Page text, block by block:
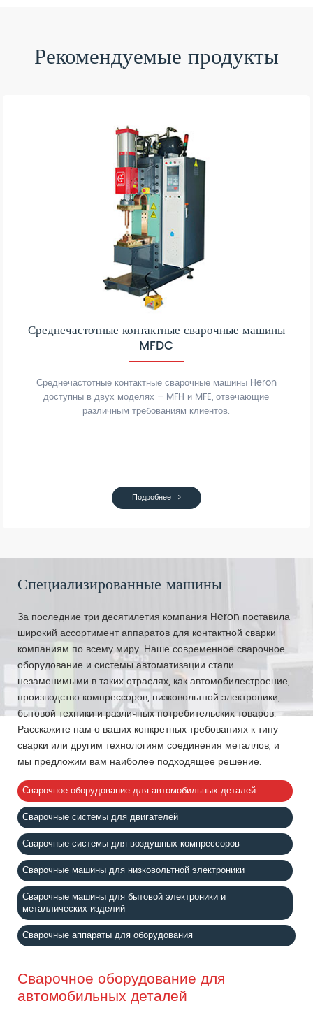
Рекомендуемые продукты
Среднечастотные контактные сварочные машины
MFDC
Среднечастотные контактные сварочные машины Heron
доступны в двух моделях – MFH и MFE, отвечающие
различным требованиям клиентов.
Подробнее
Специализированные машины
За последние три десятилетия компания Heron поставила
широкий ассортимент аппаратов для контактной сварки
компаниям по всему миру. Наше современное сварочное
оборудование и системы автоматизации стали
незаменимыми в таких отраслях, как автомобилестроение,
производство компрессоров, низковольтной электроники,
бытовой техники и различных потребительских товаров.
Расскажите нам о ваших конкретных требованиях к типу
сварки или другим технологиям соединения металлов, и
мы предложим вам наиболее подходящее решение.
Сварочное оборудование для автомобильных деталей
Сварочные системы для двигателей
Сварочные системы для воздушных компрессоров
Сварочные машины для низковольтной электроники
Сварочные машины для бытовой электроники и
металлических изделий
Сварочные аппараты для оборудования
Сварочное оборудование для
автомобильных деталей